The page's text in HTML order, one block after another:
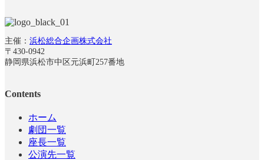
主催： 浜松総合企画株式会社
〒430-0942
静岡県浜松市中区元浜町257番地
Contents
ホーム
劇団一覧
座長一覧
公演先一覧